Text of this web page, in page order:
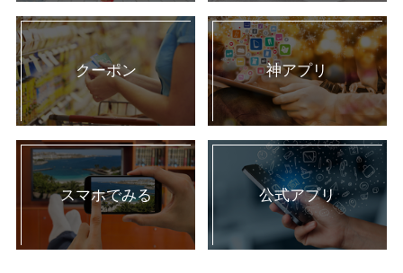
クーポン 神アプリ
スマホでみる 公式アプリ